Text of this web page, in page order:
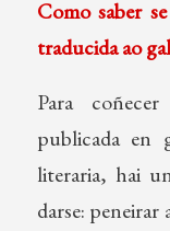
Como saber
traducida ao
Para
publicada en
literaria, hai
darse: peneirar